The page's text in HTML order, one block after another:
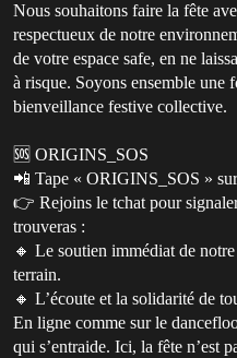
Nous souhaitons faire la fête
respectueux de notre
de votre espace safe, en ne
à risque. Soyons ensemble une
bienveillance festive collective.
🆘 ORIGINS_SOS
📲 Tape « ORIGINS_SOS »
👉 Rejoins le tchat pour
trouveras :
🔸 Le soutien immédiat de
terrain.
🔸 L’écoute et la solidarité de
En ligne comme sur le
qui s’entraide. Ici, la fête n’est